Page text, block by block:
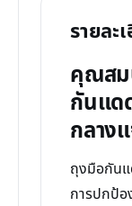
รายละ
คุณสม
กันแด
กลาง
ถุงมือกัน
การปกป้อ